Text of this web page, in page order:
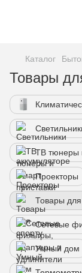
Каталог
Товары
ТВ тюнеры
Проекторы
Товары для
Сетевые
Умный дом